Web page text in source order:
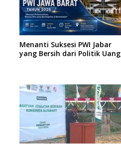
Menanti Suksesi PWI Jabar
yang Bersih dari Politik Uang